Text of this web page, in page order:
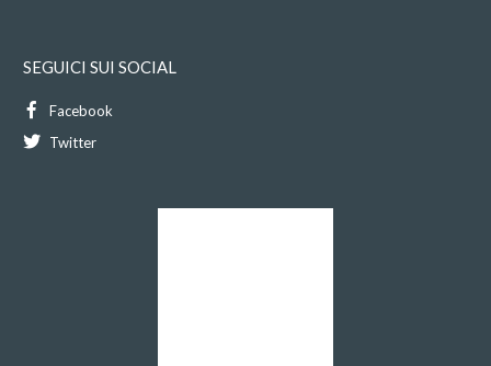
SEGUICI SUI SOCIAL
Facebook
Twitter